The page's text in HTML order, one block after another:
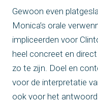
Gewoon even
Monica’s orale
impliceerden voor
heel concreet en
zo te zijn. Doel en
voor de interpretatie
ook voor het antwoord